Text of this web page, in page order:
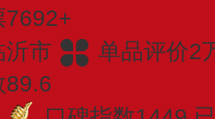
7692+
沂市
单品评价2
89.6